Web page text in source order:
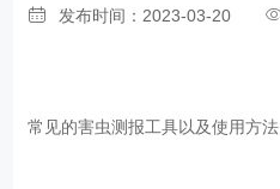
联系国产精品亚洲AV蜜桃
发布时间：2023-03-20
常见的害虫测报工具以及使用方法